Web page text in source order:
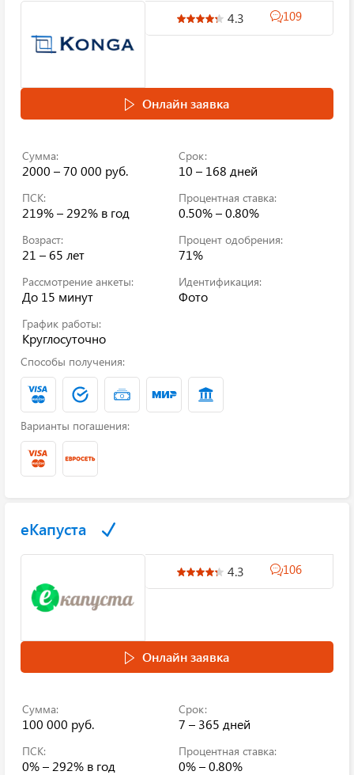
4.3 109
Онлайн заявка
Сумма:
2000 – 70 000 руб.
Срок:
10 – 168 дней
ПСК:
219% – 292% в год
Процентная ставка:
0.50% – 0.80%
Возраст:
21 – 65 лет
Процент одобрения:
71%
Рассмотрение анкеты:
До 15 минут
Идентификация:
Фото
График работы:
Круглосуточно
Способы получения:
Варианты погашения:
еКапуста
4.3 106
Онлайн заявка
Сумма:
100 000 руб.
Срок:
7 – 365 дней
ПСК:
0% – 292% в год
Процентная ставка:
0% – 0.80%